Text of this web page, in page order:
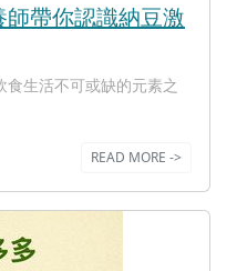
帶你認識納豆激
生活不可或缺的元素之
READ MORE ->